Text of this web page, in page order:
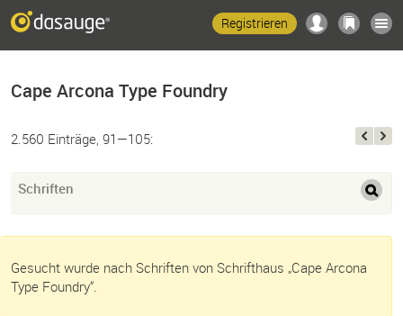
Registrieren
Cape Arcona Type Foundry
2.560 Einträge, 91—105:
Schriften
Gesucht wurde nach Schriften von Schrifthaus „Cape Arcona
Type Foundry“.